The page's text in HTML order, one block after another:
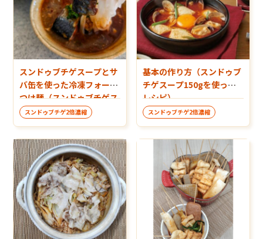
スンドゥブチゲスープとサ
バ缶を使った冷凍フォーの
つけ麺（スンドゥブチゲス
ープ150gを使ったレシ
スンドゥブチゲ2倍濃縮
基本の作り方（スンドゥブ
チゲスープ150gを使った
レシピ）
スンドゥブチゲ2倍濃縮